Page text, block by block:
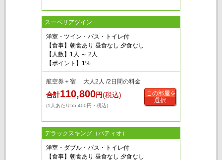
スーペリアツイン
洋室・ツイン・バス・トイレ付
【食事】朝食あり 昼食なし 夕食なし
【人数】1人 ～ 2人
【ポイント】1%
航空券＋宿 大人2人 /2日間の料金
合計110,800円(税込)
(1人あたり55,400円・税込)
この部屋を
選択
デラックスキング（パティオ）
洋室・ダブル・バス・トイレ付
【食事】朝食あり 昼食なし 夕食なし